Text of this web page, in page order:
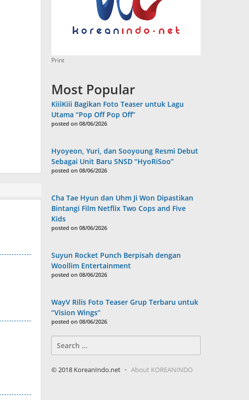
Print
Most Popular
KiiiKiii Bagikan Foto Teaser untuk Lagu
Utama “Pop Off Pop Off”
posted on 08/06/2026
Hyoyeon, Yuri, dan Sooyoung Resmi Debut
Sebagai Unit Baru SNSD “HyoRiSoo”
posted on 08/06/2026
Cha Tae Hyun dan Uhm Ji Won Dipastikan
Bintangi Film Netflix Two Cops and Five
Kids
posted on 08/06/2026
Suyun Rocket Punch Berpisah dengan
Woollim Entertainment
posted on 08/06/2026
WayV Rilis Foto Teaser Grup Terbaru untuk
“Vision Wings”
posted on 08/06/2026
for:
© 2018 KoreanIndo.net About KOREANINDO